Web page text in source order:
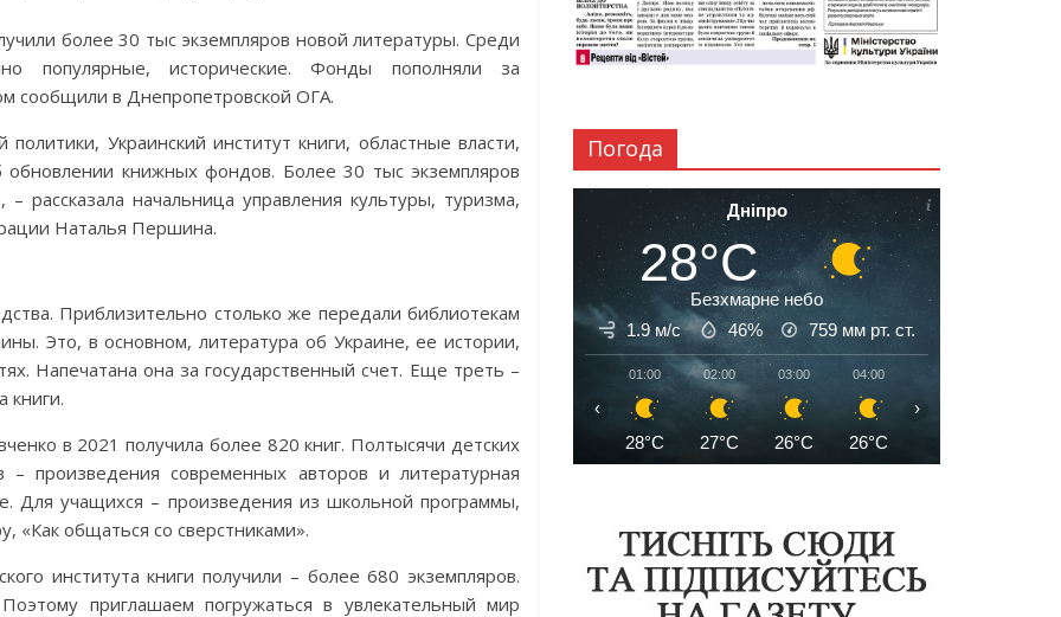
более 30 тыс экземпляров новой литературы. Среди
популярные, исторические. Фонды пополняли за
сообщили в Днепропетровской ОГА.
Украинский институт книги, областные власти,
книжных фондов. Более 30 тыс экземпляров
рассказала начальница управления культуры, туризма,
Наталья Першина.
Приблизительно столько же передали библиотекам
Это, в основном, литература об Украине, ее истории,
Напечатана она за государственный счет. Еще треть –
книги.
в 2021 получила более 820 книг. Полтысячи детских
произведения современных авторов и литературная
Для учащихся – произведения из школьной программы,
«Как общаться со сверстниками».
института книги получили – более 680 экземпляров.
приглашаем погружаться в увлекательный мир
Погода
Дніпро
28°C
Безхмарне небо
1.9 м/с
46% 759 мм рт. ст.
01:00
28°C
02:00
27°C
03:00
26°C
04:00
26°C
‹ ›